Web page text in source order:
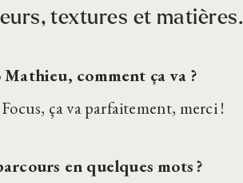
textures et matières.
comment ça va ?
ça va parfaitement, merci !
en quelques mots ?